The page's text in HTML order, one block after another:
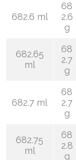
682.6 ml
68
2.6
g
682.65
ml
68
2.7
g
682.7 ml
68
2.7
g
682.75
ml
68
2.8
g